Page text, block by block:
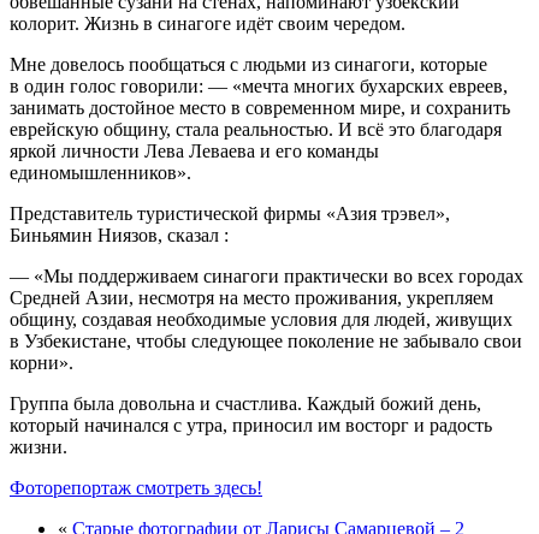
колорит. Жизнь в синагоге идёт своим чередом.
Мне довелось пообщаться с людьми из синагоги, которые
в один голос говорили: — «мечта многих бухарских евреев,
занимать достойное место в современном мире, и сохранить
еврейскую общину, стала реальностью. И всё это благодаря
яркой личности Лева Леваева и его команды
единомышленников».
Представитель туристической фирмы «Азия трэвел»,
Биньямин Ниязов, сказал :
— «Мы поддерживаем синагоги практически во всех городах
Средней Азии, несмотря на место проживания, укрепляем
общину, создавая необходимые условия для людей, живущих
в Узбекистане, чтобы следующее поколение не забывало свои
корни».
Группа была довольна и счастлива. Каждый божий день,
который начинался с утра, приносил им восторг и радость
жизни.
Фоторепортаж смотреть здесь!
« Старые фотографии от Ларисы Самарцевой – 2